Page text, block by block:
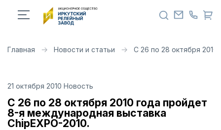
Главная Новости и статьи С 26 по 28 октября
21 октября 2010 Новость
С 26 по 28 октября 2010 года пройдет
8-я международная выставка
ChipEXPO-2010.